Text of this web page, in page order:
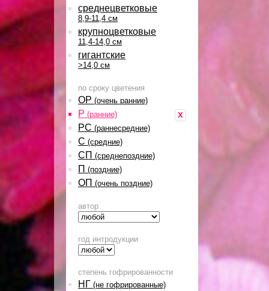
среднецветковые
8,9-11,4 см
крупноцветковые
11,4-14,0 см
гигантские
>14,0 см
по сроку цветения
ОР (очень ранние)
x
Р (ранние)
РС (раннесредние)
С (средние)
СП (среднепоздние)
П (поздние)
ОП (очень поздние)
автор
год интродукции
степень гофрированности
НГ (не гофрированные)